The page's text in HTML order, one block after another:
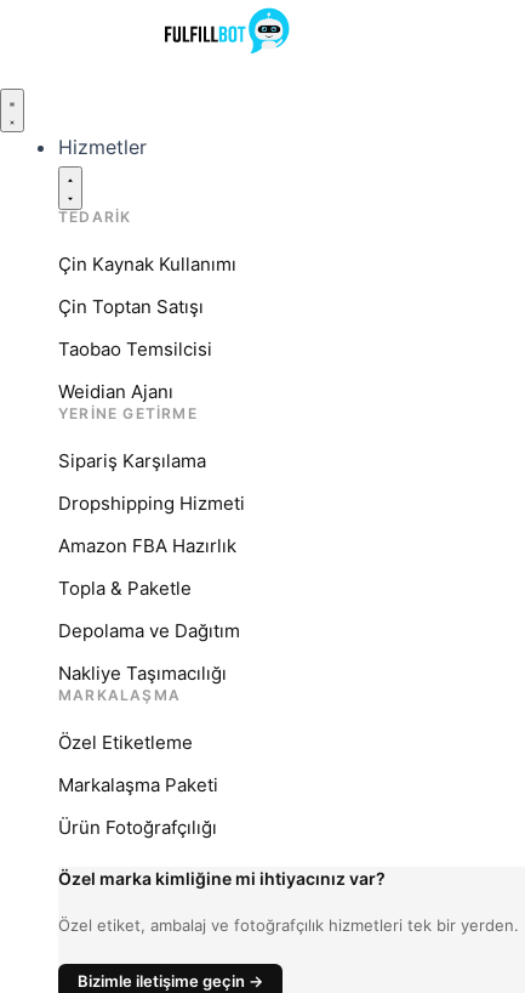
Hizmetler
TEDARIK
Çin Kaynak Kullanımı
Çin Toptan Satışı
Taobao Temsilcisi
Weidian Ajanı
YERINE GETIRME
Sipariş Karşılama
Dropshipping Hizmeti
Amazon FBA Hazırlık
Topla & Paketle
Depolama ve Dağıtım
Nakliye Taşımacılığı
MARKALAŞMA
Özel Etiketleme
Markalaşma Paketi
Ürün Fotoğrafçılığı
Özel marka kimliğine mi ihtiyacınız var?
Özel etiket, ambalaj ve fotoğrafçılık hizmetleri tek bir yerden.
Bizimle iletişime geçin →